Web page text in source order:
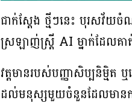
ជាក់ស្ដែង ថ្មីៗនេះ បុរសវ័យ
ស្រឡាញ់ស្ត្រី AI ម្នាក់ដែល
វត្តមានរបស់បញ្ញាសិប្បនិម្មិ
ដល់មនុស្សមួយចំនួនដែលមាន